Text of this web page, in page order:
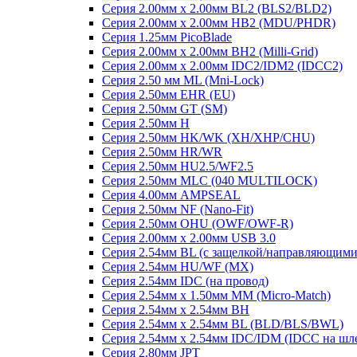
Серия 2.00мм x 2.00мм BL2 (BLS2/BLD2)
Серия 2.00мм x 2.00мм HB2 (MDU/PHDR)
Серия 1.25мм PicoBlade
Серия 2.00мм х 2.00мм BH2 (Milli-Grid)
Серия 2.00мм х 2.00мм IDC2/IDM2 (IDCC2)
Серия 2.50 мм ML (Mni-Lock)
Серия 2.50мм EHR (EU)
Серия 2.50мм GT (SM)
Серия 2.50мм H
Серия 2.50мм HK/WK (XH/XHP/CHU)
Серия 2.50мм HR/WR
Серия 2.50мм HU2.5/WF2.5
Серия 2.50мм MLC (040 MULTILOCK)
Серия 4.00мм AMPSEAL
Серия 2.50мм NF (Nano-Fit)
Серия 2.50мм OHU (OWF/OWF-R)
Серия 2.00мм x 2.00мм USB 3.0
Серия 2.54мм BL (с защелкой/
Серия 2.54мм HU/WF (MX)
Серия 2.54мм IDC (на провод)
Серия 2.54мм х 1.50мм MM (Micro-Match)
Серия 2.54мм х 2.54мм BH
Серия 2.54мм х 2.54мм BL (BLD/BLS/BWL)
Серия 2.54мм х 2.54мм IDC/IDM (IDCC на
Серия 2.80мм JPT